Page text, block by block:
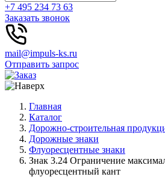
+7 495 234 73 63
Заказать звонок
mail@impuls-ks.ru
Отправить запрос
Главная
Каталог
Дорожно-строительная
Дорожные знаки
Флуоресцентные знаки
Знак 3.24 Ограничение
флуоресцентный кант